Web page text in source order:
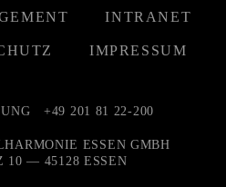
INTRANET
IMPRESSUM
+49 201 81 22-200
ESSEN GMBH
10 — 45128 ESSEN